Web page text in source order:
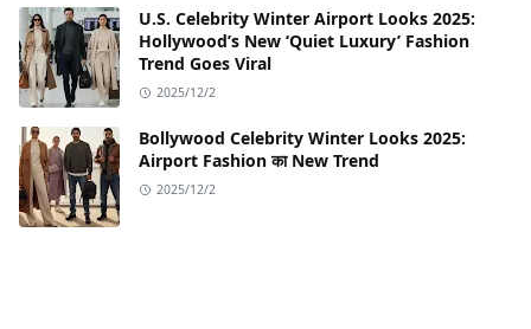
U.S. Celebrity Winter Airport Looks 2025:
Hollywood’s New ‘Quiet Luxury’ Fashion
Trend Goes Viral
2025/12/2
Bollywood Celebrity Winter Looks 2025:
Airport Fashion का New Trend
2025/12/2